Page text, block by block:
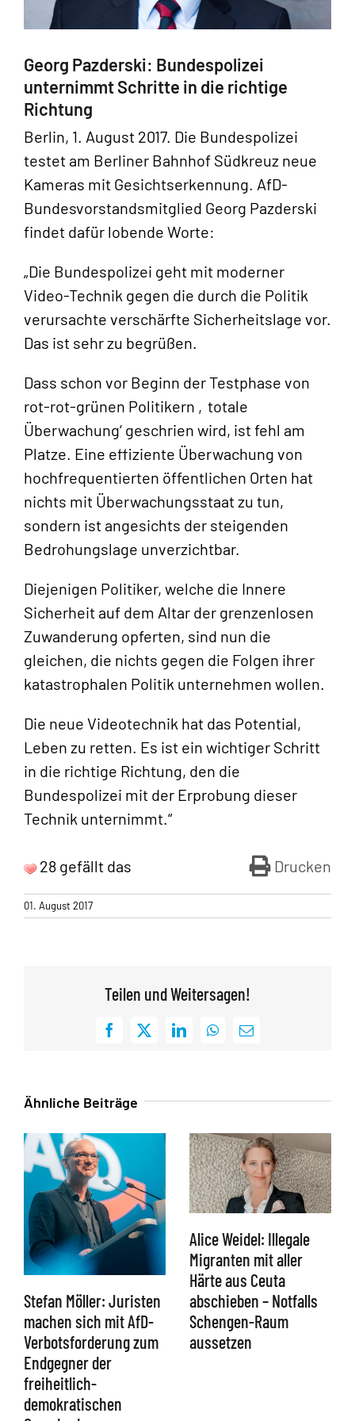
Georg Pazderski: Bundespolizei
unternimmt Schritte in die richtige
Richtung
Berlin, 1. August 2017. Die Bundespolizei
testet am Berliner Bahnhof Südkreuz neue
Kameras mit Gesichtserkennung. AfD-
Bundesvorstandsmitglied Georg Pazderski
findet dafür lobende Worte:
„Die Bundespolizei geht mit moderner
Video-Technik gegen die durch die Politik
verursachte verschärfte Sicherheitslage vor.
Das ist sehr zu begrüßen.
Dass schon vor Beginn der Testphase von
rot-rot-grünen Politikern ‚totale
Überwachung‘ geschrien wird, ist fehl am
Platze. Eine effiziente Überwachung von
hochfrequentierten öffentlichen Orten hat
nichts mit Überwachungsstaat zu tun,
sondern ist angesichts der steigenden
Bedrohungslage unverzichtbar.
Diejenigen Politiker, welche die Innere
Sicherheit auf dem Altar der grenzenlosen
Zuwanderung opferten, sind nun die
gleichen, die nichts gegen die Folgen ihrer
katastrophalen Politik unternehmen wollen.
Die neue Videotechnik hat das Potential,
Leben zu retten. Es ist ein wichtiger Schritt
in die richtige Richtung, den die
Bundespolizei mit der Erprobung dieser
Technik unternimmt.“
Drucken
28 gefällt das
01. August 2017
Teilen und Weitersagen!
Facebook
X LinkedInWhatsApp
E-
Ähnliche Beiträge
Stefan Möller: Juristen
machen sich mit AfD-
Verbotsforderung zum
Endgegner der
freiheitlich-
demokratischen
Alice Weidel: Illegale
Migranten mit aller
Härte aus Ceuta
abschieben – Notfalls
Schengen-Raum
aussetzen